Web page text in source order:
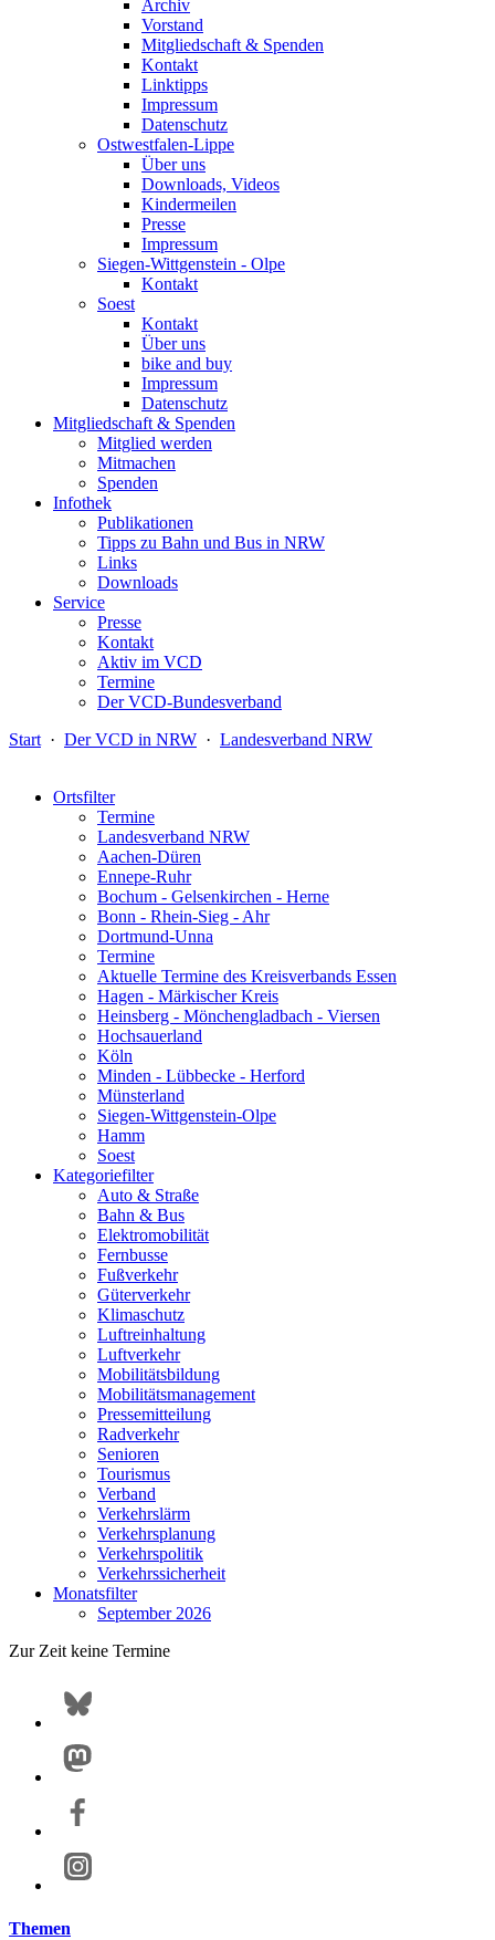
Archiv
Vorstand
Mitgliedschaft & Spenden
Kontakt
Linktipps
Impressum
Datenschutz
Ostwestfalen-Lippe
Über uns
Downloads, Videos
Kindermeilen
Presse
Impressum
Siegen-Wittgenstein - Olpe
Kontakt
Soest
Kontakt
Über uns
bike and buy
Impressum
Datenschutz
Mitgliedschaft & Spenden
Mitglied werden
Mitmachen
Spenden
Infothek
Publikationen
Tipps zu Bahn und Bus in NRW
Links
Downloads
Service
Presse
Kontakt
Aktiv im VCD
Termine
Der VCD-Bundesverband
Start · Der VCD in NRW · Landesverband NRW
Ortsfilter
Termine
Landesverband NRW
Aachen-Düren
Ennepe-Ruhr
Bochum - Gelsenkirchen - Herne
Bonn - Rhein-Sieg - Ahr
Dortmund-Unna
Termine
Aktuelle Termine des Kreisverbands Essen
Hagen - Märkischer Kreis
Heinsberg - Mönchengladbach - Viersen
Hochsauerland
Köln
Minden - Lübbecke - Herford
Münsterland
Siegen-Wittgenstein-Olpe
Hamm
Soest
Kategoriefilter
Auto & Straße
Bahn & Bus
Elektromobilität
Fernbusse
Fußverkehr
Güterverkehr
Klimaschutz
Luftreinhaltung
Luftverkehr
Mobilitätsbildung
Mobilitätsmanagement
Pressemitteilung
Radverkehr
Senioren
Tourismus
Verband
Verkehrslärm
Verkehrsplanung
Verkehrspolitik
Verkehrssicherheit
Monatsfilter
September 2026
Zur Zeit keine Termine
Themen